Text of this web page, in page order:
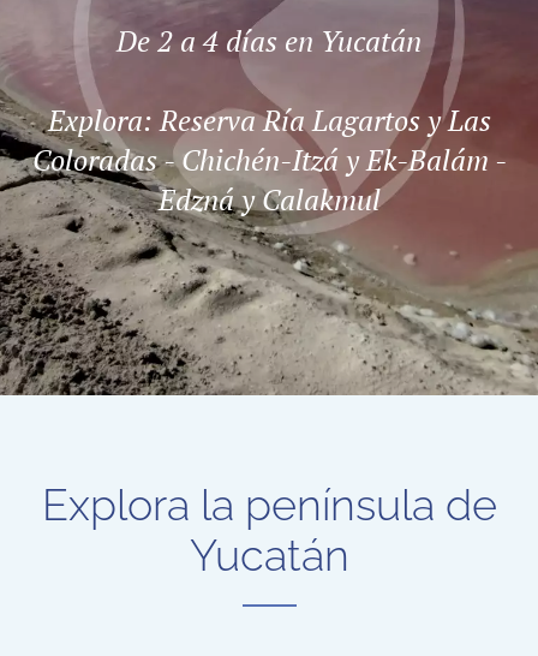
De 2 a 4 días en Yucatán
Explora: Reserva Ría Lagartos y Las
Coloradas - Chichén-Itzá y Ek-Balám -
Edzná y Calakmul
Explora la península de
Yucatán